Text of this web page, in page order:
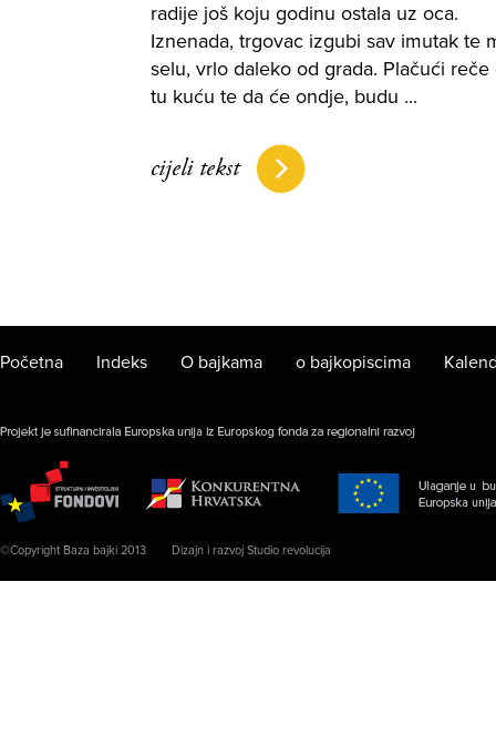
radije još koju godinu ostala uz oca.
Iznenada, trgovac izgubi sav imutak te
selu, vrlo daleko od grada. Plačući
tu kuću te da će ondje, budu ...
cijeli tekst
Početna Indeks O bajkama o bajkopiscima
©Copyright Baza bajki 2013 Dizajn i razvoj Studio revolucija